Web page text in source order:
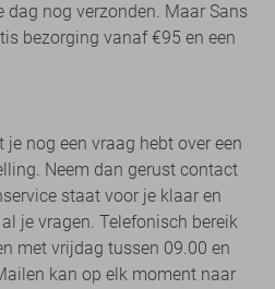
dag nog verzonden. Maar Sans
bezorging vanaf €95 en een
nog een vraag hebt over een
Neem dan gerust contact
staat voor je klaar en
je vragen. Telefonisch bereik
met vrijdag tussen 09.00 en
kan op elk moment naar